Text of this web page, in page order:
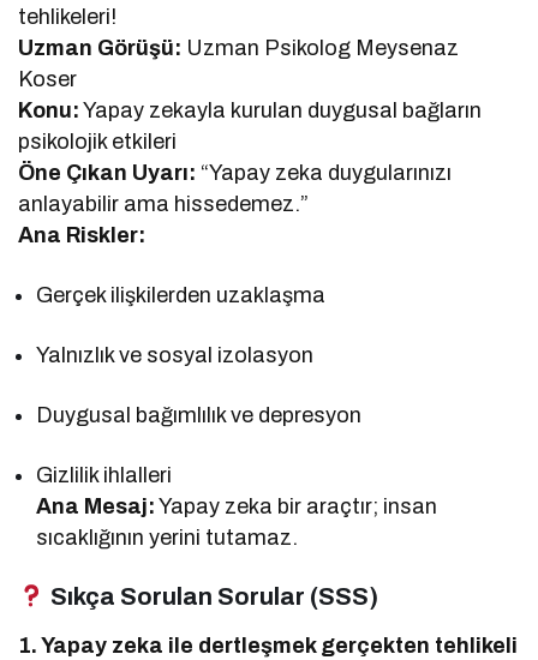
tehlikeleri!
Uzman Görüşü: Uzman Psikolog Meysenaz
Koser
Konu: Yapay zekayla kurulan duygusal bağların
psikolojik etkileri
Öne Çıkan Uyarı: “Yapay zeka duygularınızı
anlayabilir ama hissedemez.”
Ana Riskler:
Gerçek ilişkilerden uzaklaşma
Yalnızlık ve sosyal izolasyon
Duygusal bağımlılık ve depresyon
Gizlilik ihlalleri
Ana Mesaj: Yapay zeka bir araçtır; insan
sıcaklığının yerini tutamaz.
Sıkça Sorulan Sorular (SSS)
1. Yapay zeka ile dertleşmek gerçekten tehlikeli